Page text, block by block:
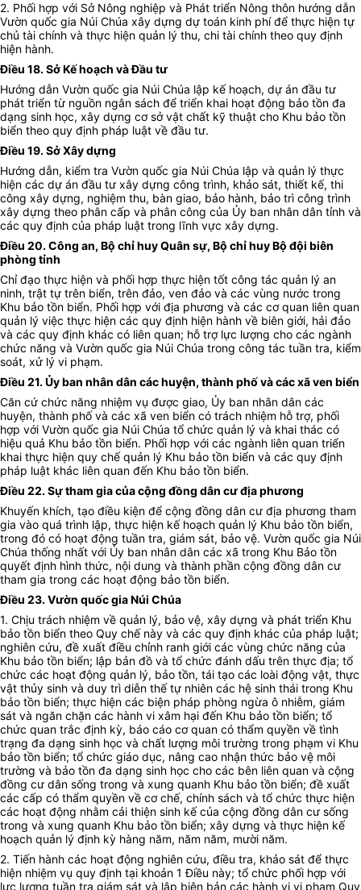
2. Phối hợp với Sở Nông nghiệp và Phát triển Nông thôn hướng dẫn
Vườn quốc gia Núi Chúa xây dựng dự toán kinh phí để thực hiện tự
chủ tài chính và thực hiện quản lý thu, chi tài chính theo quy định
hiện hành.
Điều 18. Sở Kế hoạch và Đầu tư
Hướng dẫn Vườn quốc gia Núi Chúa lập kế hoạch, dự án đầu tư
phát triển từ nguồn ngân sách để triển khai hoạt động bảo tồn đa
dạng sinh học, xây dựng cơ sở vật chất kỹ thuật cho Khu bảo tồn
biển theo quy định pháp luật về đầu tư.
Điều 19. Sở Xây dựng
Hướng dẫn, kiểm tra Vườn quốc gia Núi Chúa lập và quản lý thực
hiện các dự án đầu tư xây dựng công trình, khảo sát, thiết kế, thi
công xây dựng, nghiệm thu, bàn giao, bảo hành, bảo trì công trình
xây dựng theo phân cấp và phân công của Ủy ban nhân dân tỉnh và
các quy định của pháp luật trong lĩnh vực xây dựng.
Điều 20. Công an, Bộ chỉ huy Quân sự, Bộ chỉ huy Bộ đội biên
phòng tỉnh
Chỉ đạo thực hiện và phối hợp thực hiện tốt công tác quản lý an
ninh, trật tự trên biển, trên đảo, ven đảo và các vùng nước trong
Khu bảo tồn biển. Phối hợp với địa phương và các cơ quan liên quan
quản lý việc thực hiện các quy định hiện hành về biên giới, hải đảo
và các quy định khác có liên quan; hỗ trợ lực lượng cho các ngành
chức năng và Vườn quốc gia Núi Chúa trong công tác tuần tra, kiểm
soát, xử lý vi phạm.
Điều 21. Ủy ban nhân dân các huyện, thành phố và các xã ven biển
Căn cứ chức năng nhiệm vụ được giao, Ủy ban nhân dân các
huyện, thành phố và các xã ven biển có trách nhiệm hỗ trợ, phối
hợp với Vườn quốc gia Núi Chúa tổ chức quản lý và khai thác có
hiệu quả Khu bảo tồn biển. Phối hợp với các ngành liên quan triển
khai thực hiện quy chế quản lý Khu bảo tồn biển và các quy định
pháp luật khác liên quan đến Khu bảo tồn biển.
Điều 22. Sự tham gia của cộng đồng dân cư địa phương
Khuyến khích, tạo điều kiện để cộng đồng dân cư địa phương tham
gia vào quá trình lập, thực hiện kế hoạch quản lý Khu bảo tồn biển,
trong đó có hoạt động tuần tra, giám sát, bảo vệ. Vườn quốc gia Núi
Chúa thống nhất với Ủy ban nhân dân các xã trong Khu Bảo tồn
quyết định hình thức, nội dung và thành phần cộng đồng dân cư
tham gia trong các hoạt động bảo tồn biển.
Điều 23.Vườn quốc gia Núi Chúa
1. Chịu trách nhiệm về quản lý, bảo vệ, xây dựng và phát triển Khu
bảo tồn biển theo Quy chế này và các quy định khác của pháp luật;
nghiên cứu, đề xuất điều chỉnh ranh giới các vùng chức năng của
Khu bảo tồn biển; lập bản đồ và tổ chức đánh dấu trên thực địa; tổ
chức các hoạt động quản lý, bảo tồn, tái tạo các loài động vật, thực
vật thủy sinh và duy trì diễn thế tự nhiên các hệ sinh thái trong Khu
bảo tồn biển; thực hiện các biện pháp phòng ngừa ô nhiễm, giám
sát và ngăn chặn các hành vi xâm hại đến Khu bảo tồn biển; tổ
chức quan trắc định kỳ, báo cáo cơ quan có thẩm quyền về tình
trạng đa dạng sinh học và chất lượng môi trường trong phạm vi Khu
bảo tồn biển; tổ chức giáo dục, nâng cao nhận thức bảo vệ môi
trường và bảo tồn đa dạng sinh học cho các bên liên quan và cộng
đồng cư dân sống trong và xung quanh Khu bảo tồn biển; đề xuất
các cấp có thẩm quyền về cơ chế, chính sách và tổ chức thực hiện
các hoạt động nhằm cải thiện sinh kế của cộng đồng dân cư sống
trong và xung quanh Khu bảo tồn biển; xây dựng và thực hiện kế
hoạch quản lý định kỳ hàng năm, năm năm, mười năm.
2. Tiến hành các hoạt động nghiên cứu, điều tra, khảo sát để thực
hiện nhiệm vụ quy định tại khoản 1 Điều này; tổ chức phối hợp với
lực lượng tuần tra giám sát và lập biên bản các hành vi vi phạm Quy